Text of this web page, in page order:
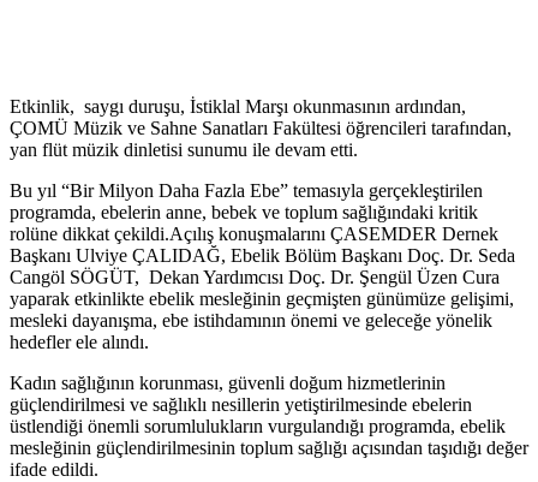
Etkinlik, saygı duruşu, İstiklal Marşı okunmasının ardından,
ÇOMÜ Müzik ve Sahne Sanatları Fakültesi öğrencileri tarafından,
yan flüt müzik dinletisi sunumu ile devam etti.
Bu yıl “Bir Milyon Daha Fazla Ebe” temasıyla gerçekleştirilen
programda, ebelerin anne, bebek ve toplum sağlığındaki kritik
rolüne dikkat çekildi.Açılış konuşmalarını ÇASEMDER Dernek
Başkanı Ulviye ÇALIDAĞ, Ebelik Bölüm Başkanı Doç. Dr. Seda
Cangöl SÖGÜT, Dekan Yardımcısı Doç. Dr. Şengül Üzen Cura
yaparak etkinlikte ebelik mesleğinin geçmişten günümüze gelişimi,
mesleki dayanışma, ebe istihdamının önemi ve geleceğe yönelik
hedefler ele alındı.
Kadın sağlığının korunması, güvenli doğum hizmetlerinin
güçlendirilmesi ve sağlıklı nesillerin yetiştirilmesinde ebelerin
üstlendiği önemli sorumlulukların vurgulandığı programda, ebelik
mesleğinin güçlendirilmesinin toplum sağlığı açısından taşıdığı değer
ifade edildi.